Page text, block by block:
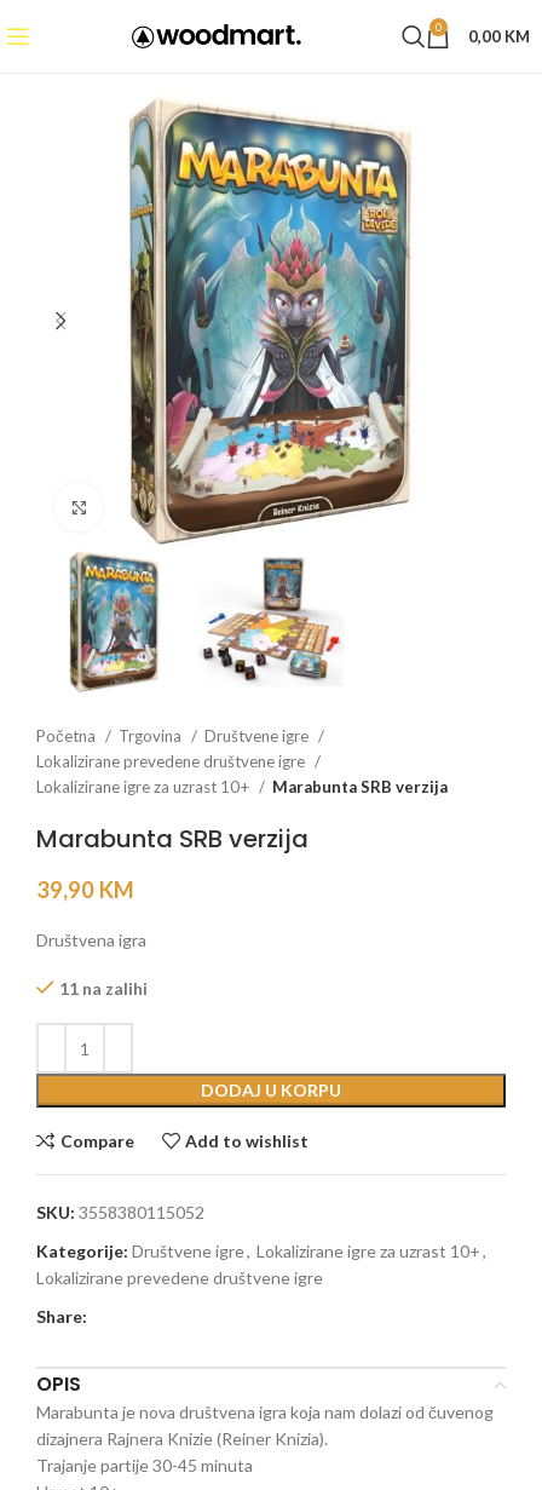
0 0,00 KM
Click to enlarge
Početna Trgovina
Društvene igre
Lokalizirane prevedene društvene igre
Lokalizirane igre za uzrast 10+
Marabunta SRB verzija
Marabunta SRB verzija
39,90 KM
Društvena igra
11 na zalihi
DODAJ U KORPU
Compare Add to wishlist
SKU: 3558380115052
Kategorije: Društvene igre, Lokalizirane igre za uzrast 10+,
Lokalizirane prevedene društvene igre
Share:
OPIS
Marabunta je nova društvena igra koja nam dolazi od čuvenog
dizajnera Rajnera Knizie (Reiner Knizia).
Trajanje partije 30-45 minuta